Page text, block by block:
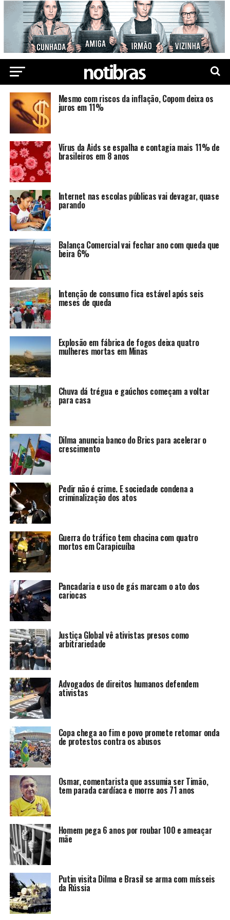
Mesmo com riscos da inflação, Copom deixa os
juros em 11%
Vírus da Aids se espalha e contagia mais 11% de
brasileiros em 8 anos
Internet nas escolas públicas vai devagar, quase
parando
Balança Comercial vai fechar ano com queda que
beira 6%
Intenção de consumo fica estável após seis
meses de queda
Explosão em fábrica de fogos deixa quatro
mulheres mortas em Minas
Chuva dá trégua e gaúchos começam a voltar
para casa
Dilma anuncia banco do Brics para acelerar o
crescimento
Pedir não é crime. E sociedade condena a
criminalização dos atos
Guerra do tráfico tem chacina com quatro
mortos em Carapicuíba
Pancadaria e uso de gás marcam o ato dos
cariocas
Justiça Global vê ativistas presos como
arbitrariedade
Advogados de direitos humanos defendem
ativistas
Copa chega ao fim e povo promete retomar onda
de protestos contra os abusos
Osmar, comentarista que assumia ser Timão,
tem parada cardíaca e morre aos 71 anos
Homem pega 6 anos por roubar 100 e ameaçar
mãe
Putin visita Dilma e Brasil se arma com mísseis
da Rússia